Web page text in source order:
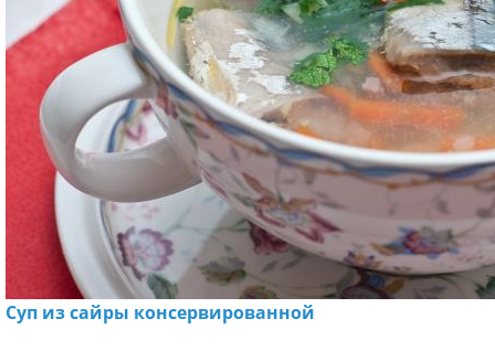
Суп из сайры консервированной